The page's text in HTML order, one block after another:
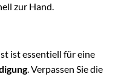
zur Hand.
ist essentiell für eine
. Verpassen Sie die